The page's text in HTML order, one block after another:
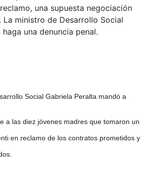
una supuesta negociación
La ministro de Desarrollo Social
una denuncia penal.
Social Gabriela Peralta mandó a
a las diez jóvenes madres que tomaron un
en reclamo de los contratos prometidos y